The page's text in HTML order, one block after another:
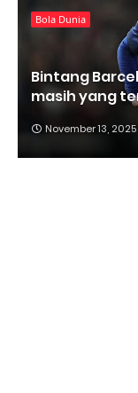
Bola Dunia
Bintang
masih yang
November 13, 2025